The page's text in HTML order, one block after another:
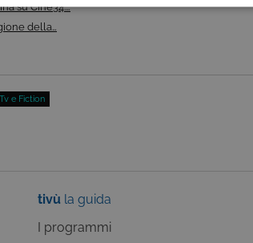
su Cine34:…
della…
e Fiction
tivù la guida
I programmi
COOKIE TECNICI COOKIE
Provider /
ASP.NET_SessionId